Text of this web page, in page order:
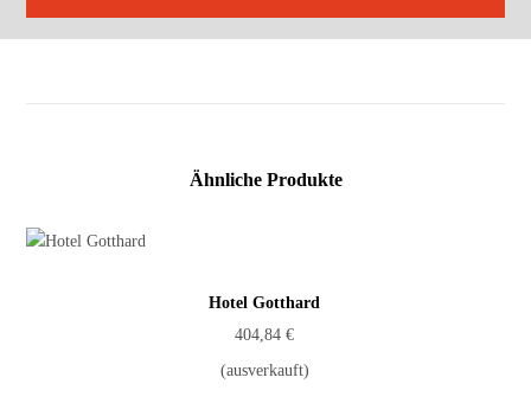
Ähnliche Produkte
Hotel Gotthard
404,84€
(ausverkauft)